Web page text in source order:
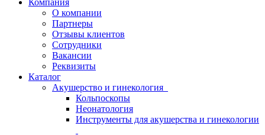
Компания
О компании
Партнеры
Отзывы клиентов
Сотрудники
Вакансии
Реквизиты
Каталог
Акушерство и гинекология
Кольпоскопы
Неонатология
Инструменты для акушерства и гинекологии